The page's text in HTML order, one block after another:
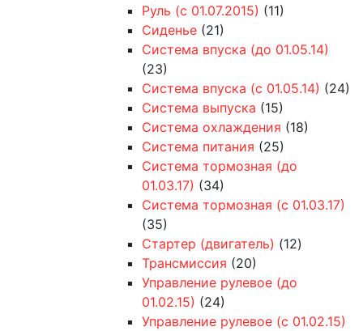
Руль (с 01.07.2015) (11)
Сиденье (21)
Система впуска (до 01.05.14)
(23)
Система впуска (с 01.05.14) (24)
Система выпуска (15)
Система охлаждения (18)
Система питания (25)
Система тормозная (до
01.03.17) (34)
Система тормозная (с 01.03.17)
(35)
Стартер (двигатель) (12)
Трансмиссия (20)
Управление рулевое (до
01.02.15) (24)
Управление рулевое (с 01.02.15)